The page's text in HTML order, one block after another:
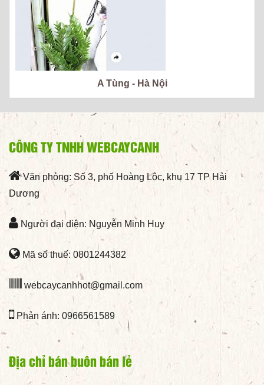
A Tùng - Hà Nội
CÔNG TY TNHH WEBCAYCANH
Văn phòng: Số 3, phố Hoàng Lộc, khu 17 TP Hải
Dương
Người đại diện: Nguyễn Minh Huy
Mã số thuế: 0801244382
webcaycanhhot@gmail.com
Phản ánh: 0966561589
Địa chỉ bán buôn bán lẻ